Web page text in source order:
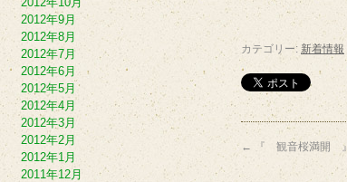
カテゴリー: 新着情報
← 『 観音桜満開 』
2012年9月
2012年8月
2012年7月
2012年6月
2012年5月
2012年4月
2012年3月
2012年2月
2012年1月
2011年12月